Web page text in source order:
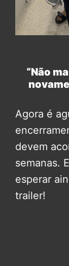
“Não
Agora é
devem
semanas.
esperar
trailer!